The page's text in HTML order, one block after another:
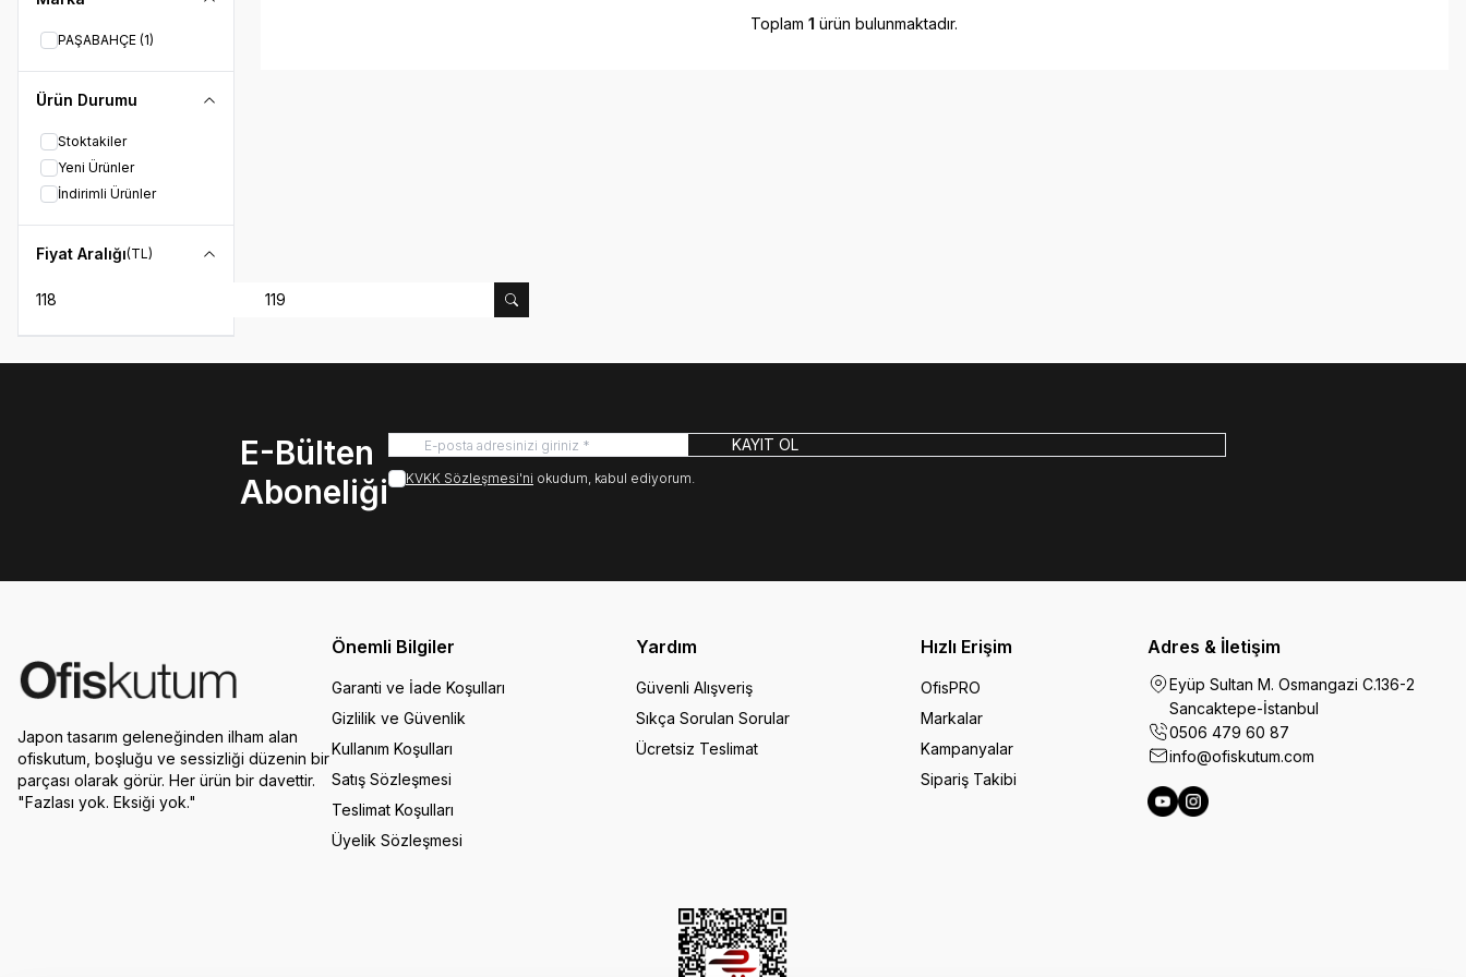
PAŞABAHÇE (1)
Ürün Durumu
Stoktakiler
Yeni Ürünler
İndirimli Ürünler
Fiyat Aralığı(TL)
Toplam1 ürün bulunmaktadır.
E-Bülten
Aboneliği
KAYIT OL
KVKK Sözleşmesi'ni okudum, kabul ediyorum.
Japon tasarım geleneğinden ilham alan
ofiskutum, boşluğu ve sessizliği düzenin bir
parçası olarak görür. Her ürün bir davettir.
"Fazlası yok. Eksiği yok."
Önemli Bilgiler
Garanti ve İade Koşulları
Gizlilik ve Güvenlik
Kullanım Koşulları
Satış Sözleşmesi
Teslimat Koşulları
Üyelik Sözleşmesi
Yardım
Güvenli Alışveriş
Sıkça Sorulan Sorular
Ücretsiz Teslimat
Hızlı Erişim
OfisPRO
Markalar
Kampanyalar
Sipariş Takibi
Adres & İletişim
Eyüp Sultan M. Osmangazi C.136-2
Sancaktepe-İstanbul
0506 479 60 87
info@ofiskutum.com
Ofiskutum You Tube
Ofiskutum Instagram